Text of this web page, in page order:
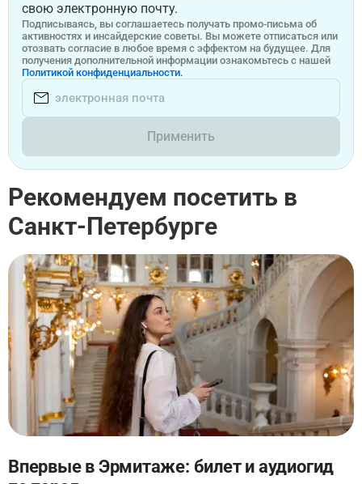
свою электронную почту.
Подписываясь, вы соглашаетесь получать промо-письма об
активностях и инсайдерские советы. Вы можете отписаться или
отозвать согласие в любое время с эффектом на будущее. Для
получения дополнительной информации ознакомьтесь с нашей
Политикой конфиденциальности.
Применить
Рекомендуем посетить в
Санкт-Петербурге
Впервые в Эрмитаже: билет и аудиогид